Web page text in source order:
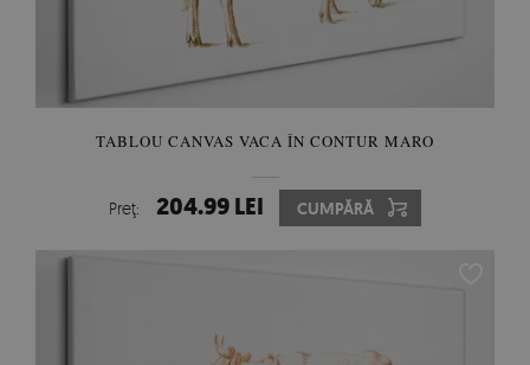
TABLOU CANVAS VACA ÎN CONTUR MARO
Preţ: 204.99 LEI CUMPĂRĂ